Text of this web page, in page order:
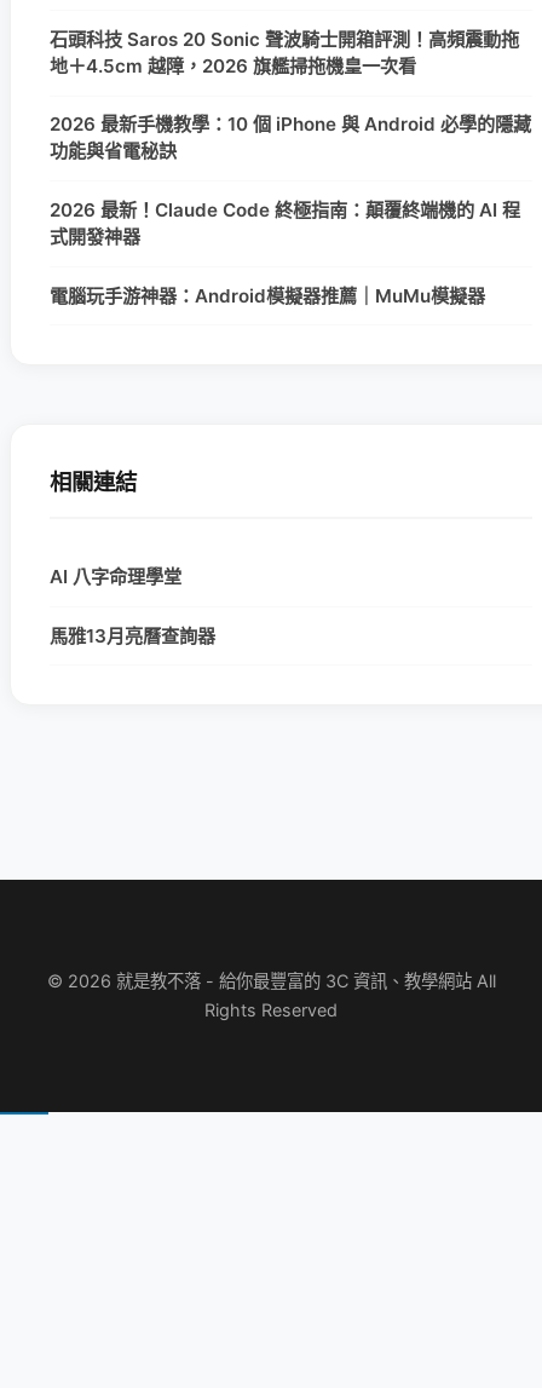
石頭科技 Saros 20 Sonic 聲波騎士開箱評測！高頻震動拖
地＋4.5cm 越障，2026 旗艦掃拖機皇一次看
2026 最新手機教學：10 個 iPhone 與 Android 必學的隱藏
功能與省電秘訣
2026 最新！Claude Code 終極指南：顛覆終端機的 AI 程
式開發神器
電腦玩手游神器：Android模擬器推薦｜MuMu模擬器
相關連結
AI 八字命理學堂
馬雅13月亮曆查詢器
© 2026 就是教不落 - 給你最豐富的 3C 資訊、教學網站 All
Rights Reserved